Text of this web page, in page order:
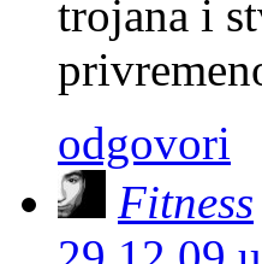
trojana i
odgovori
Fitness